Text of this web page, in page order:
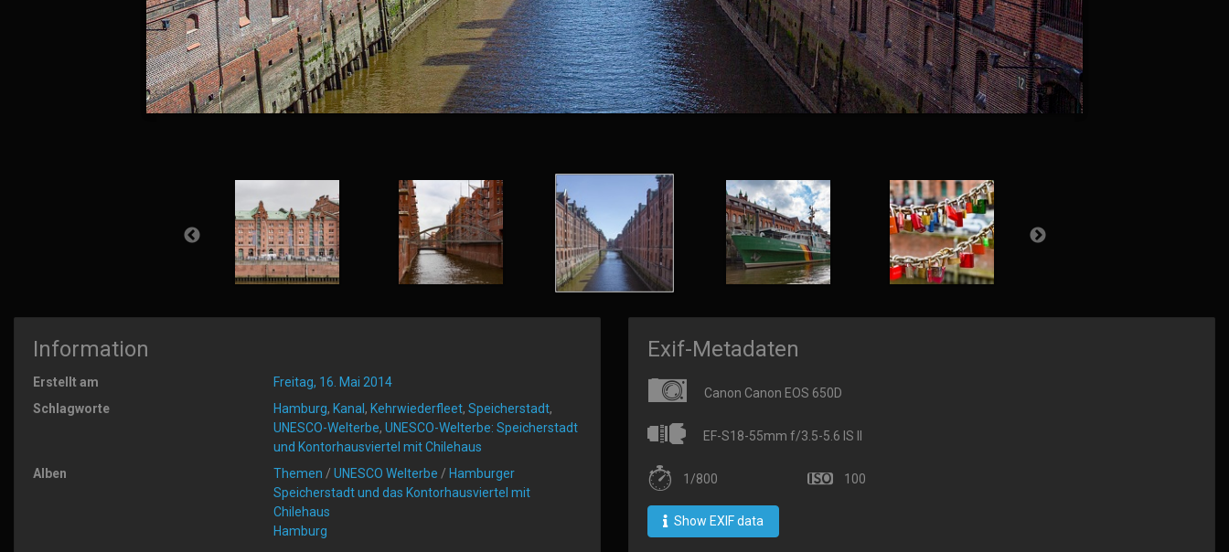
Information
Erstellt am
Freitag, 16. Mai 2014
Schlagworte
Hamburg, Kanal , Kehrwiederfleet, Speicherstadt,
UNESCO-Welterbe, UNESCO-Welterbe: Speicherstadt
und Kontorhausviertel mit Chilehaus
Alben
Themen / UNESCO Welterbe / Hamburger
Speicherstadt und das Kontorhausviertel mit
Chilehaus
Hamburg
Exif-Metadaten
Canon Canon EOS 650D
EF-S18-55mm f/3.5-5.6 IS II
1/800 100
Show EXIF data